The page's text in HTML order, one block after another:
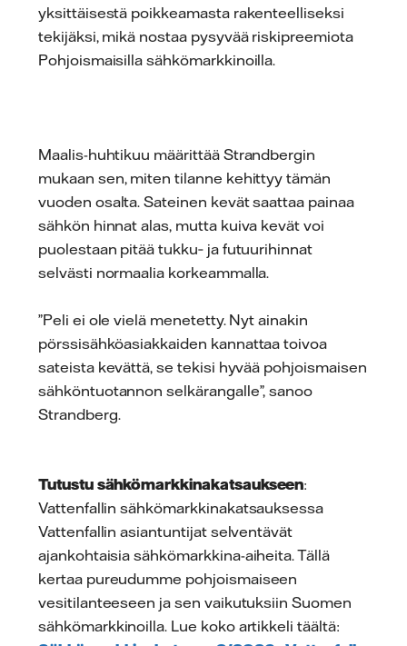
yksittäisestä poikkeamasta rakenteelliseksi
tekijäksi, mikä nostaa pysyvää riskipreemiota
Pohjoismaisilla sähkömarkkinoilla.
Maalis-huhtikuu määrittää Strandbergin
mukaan sen, miten tilanne kehittyy tämän
vuoden osalta. Sateinen kevät saattaa painaa
sähkön hinnat alas, mutta kuiva kevät voi
puolestaan pitää tukku‑ ja futuurihinnat
selvästi normaalia korkeammalla.
”Peli ei ole vielä menetetty. Nyt ainakin
pörssisähköasiakkaiden kannattaa toivoa
sateista kevättä, se tekisi hyvää pohjoismaisen
sähköntuotannon selkärangalle”, sanoo
Strandberg.
Tutustu sähkömarkkinakatsaukseen:
Vattenfallin sähkömarkkinakatsauksessa
Vattenfallin asiantuntijat selventävät
ajankohtaisia sähkömarkkina-aiheita. Tällä
kertaa pureudumme pohjoismaiseen
vesitilanteeseen ja sen vaikutuksiin Suomen
sähkömarkkinoilla. Lue koko artikkeli täältä: